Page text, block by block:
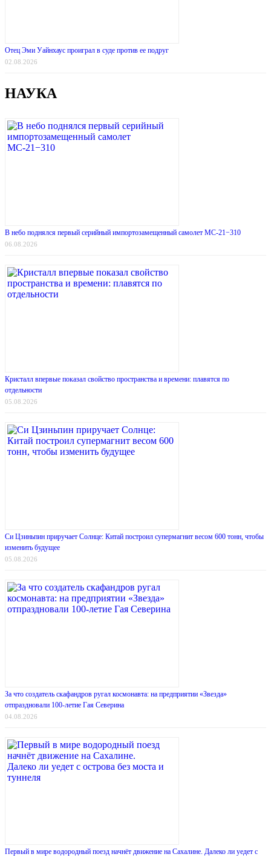
Отец Эми Уайнхаус проиграл в суде против ее подруг
02.08.2026
НАУКА
В небо поднялся первый серийный импортозамещенный самолет МС-21−310
06.08.2026
Кристалл впервые показал свойство пространства и времени: плавятся по
отдельности
05.08.2026
Си Цзиньпин приручает Солнце: Китай построил супермагнит весом 600 тонн, чтобы
изменить будущее
05.08.2026
За что создатель скафандров ругал космонавта: на предприятии «Звезда»
отпраздновали 100-летие Гая Северина
04.08.2026
Первый в мире водородный поезд начнёт движение на Сахалине. Далеко ли уедет с